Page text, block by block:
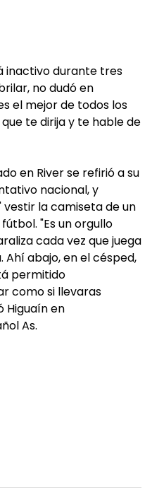
inactivo durante tres
no dudó en
el mejor de todos los
te dirija y te hable de
en River se refirió a su
nacional, y
la camiseta de un
"Es un orgullo
cada vez que juega
Ahí abajo, en el césped,
permitido
como si llevaras
Higuaín en
As.